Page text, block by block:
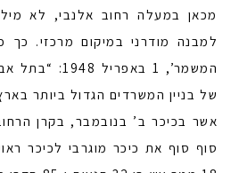
מכאן במעלה רחוב אלנבי, לא
למבנה מודרני במיקום מרכזי. כך
המשמר’, 1
אשר בכיכר ב’ בנובמבר, בקרן
סוף סוף את כיכר מוגרבי לכיכר